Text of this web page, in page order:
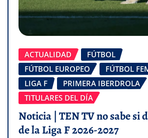
ACTUALIDAD
FÚTBOL
FÚTBOL EUROPEO
FÚTBOL
LIGA F
PRIMERA IBERDROLA
TITULARES DEL DÍA
Noticia | TEN TV no sabe si
de la Liga F 2026-2027